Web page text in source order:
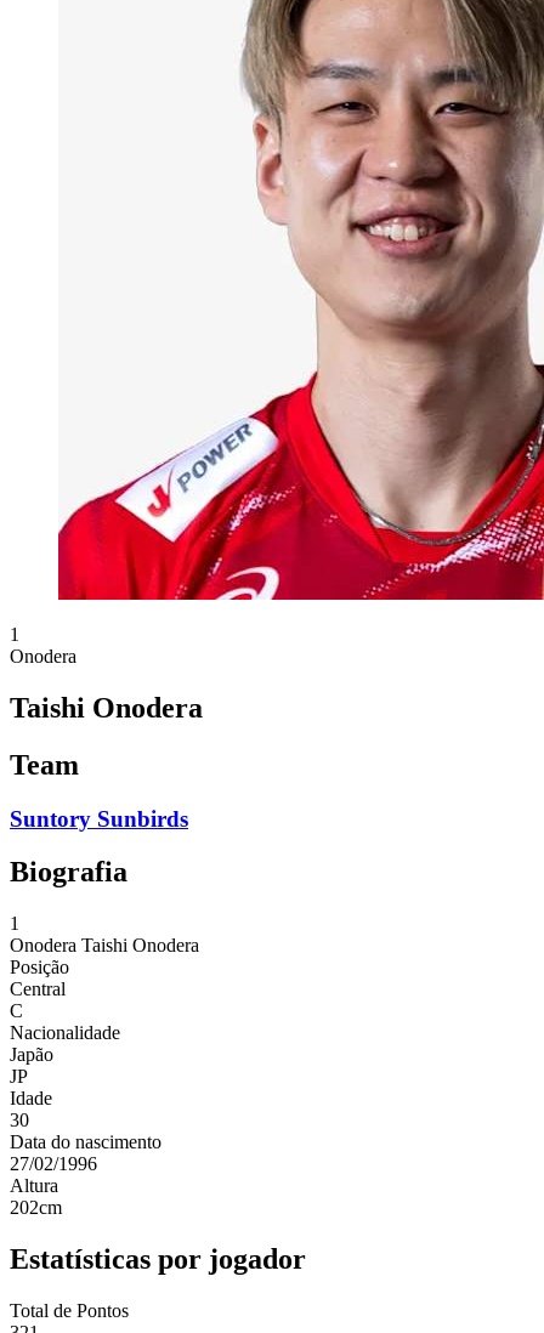
1
Onodera
Taishi Onodera
Team
Suntory Sunbirds
Biografia
1
Onodera Taishi Onodera
Posição
Central
C
Nacionalidade
Japão
JP
Idade
30
Data do nascimento
27/02/1996
Altura
202cm
Estatísticas por jogador
Total de Pontos